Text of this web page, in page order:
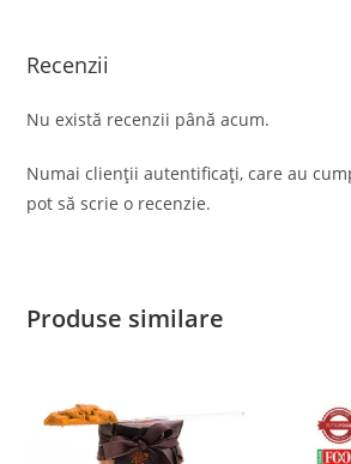
Recenzii
Nu există recenzii până acum.
Numai clienții autentificați, care au
pot să scrie o recenzie.
Produse similare